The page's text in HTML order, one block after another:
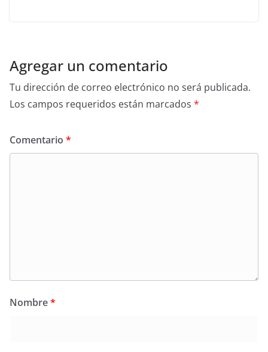
Agregar un comentario
Tu dirección de correo electrónico no será publicada.
Los campos requeridos están marcados *
Comentario *
Nombre*